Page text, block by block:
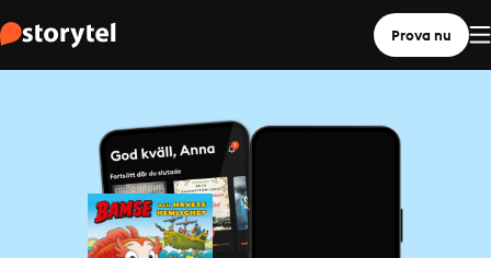
Prova nu